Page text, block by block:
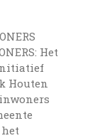
Het
Houten